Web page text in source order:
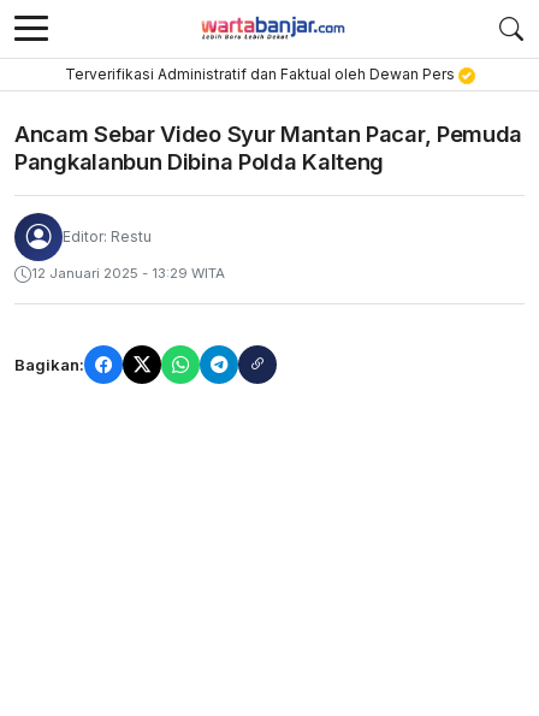
Terverifikasi Administratif dan Faktual oleh Dewan Pers
Ancam Sebar Video Syur Mantan Pacar, Pemuda
Pangkalanbun Dibina Polda Kalteng
Editor: Restu
12 Januari 2025 - 13:29 WITA
Bagikan: